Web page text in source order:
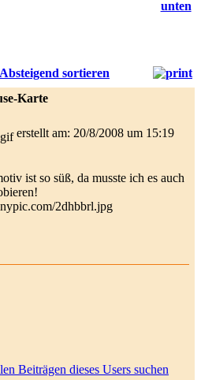
Karte
erstellt am: 20/8/2008 um 15:19
ist so süß, da musste ich es auch